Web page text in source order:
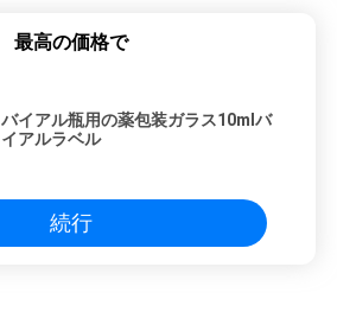
最高の価格で
バイアル瓶用の薬包装ガラス10mlバ
イアルラベル
続行